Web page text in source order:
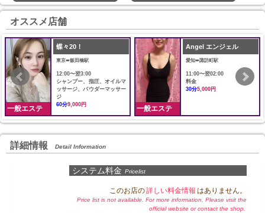
オススメ店舗
一般エステ
蝶々20！
東京➠飯田橋駅
12:00〜翌3:00
シャンプー、指圧、オイルマ
ッサージ、パウダーマッサー
ジ
60分9,000円 一般エステ
Angel エンジェル
愛知➠諏訪町駅
11:00〜翌02:00
料金
30分5,000円
詳細情報 Detail Information
システム料金 Pricelist
このお店の詳しい料金情報 はありません。
Price list is not available. For more information, Please visit the
official website or contact the shop.